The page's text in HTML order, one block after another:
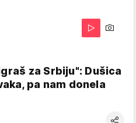
za Srbiju": Dušica
pa nam donela